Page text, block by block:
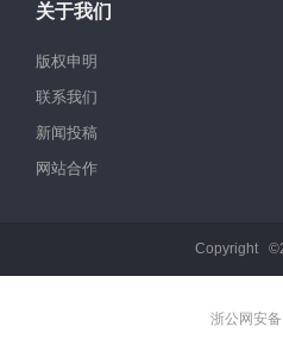
关于我们
版权申明
联系我们
新闻投稿
网站合作
Copyright
浙公网安